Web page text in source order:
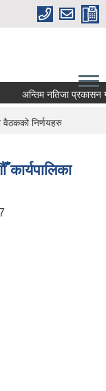
अन्तिम नतिजा प्रकासन
निर्णयहरु